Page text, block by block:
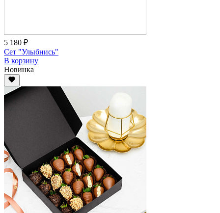
5 180 ₽
Сет "Улыбнись"
В корзину
Новинка